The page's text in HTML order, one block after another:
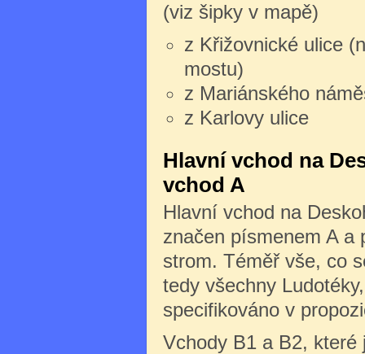
(viz šipky v mapě)
z Křižovnické ulice
mostu)
z Mariánského
z Karlovy ulice
Hlavní vchod na
vchod A
Hlavní vchod na
značen písmenem A a
strom. Téměř vše, co
tedy všechny
specifikováno v
Vchody B1 a B2, které